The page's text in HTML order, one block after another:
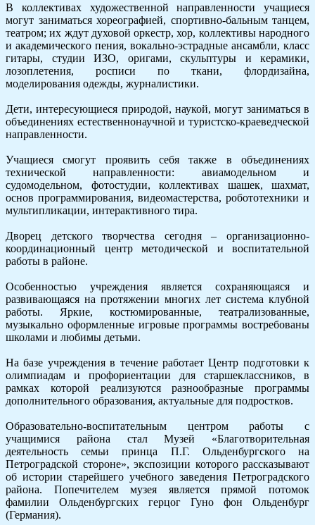
В коллективах художественной направленности учащиеся
могут заниматься хореографией, спортивно-бальным танцем,
театром; их ждут духовой оркестр, хор, коллективы народного
и академического пения, вокально-эстрадные ансамбли, класс
гитары, студии ИЗО, оригами, скульптуры и керамики,
лозоплетения, росписи по ткани, флордизайна,
моделирования одежды, журналистики.
Дети, интересующиеся природой, наукой, могут заниматься в
объединениях естественнонаучной и туристско-краеведческой
направленности.
Учащиеся смогут проявить себя также в объединениях
технической направленности: авиамодельном и
судомодельном, фотостудии, коллективах шашек, шахмат,
основ программирования, видеомастерства, робототехники и
мультипликации, интерактивного тира.
Дворец детского творчества сегодня – организационно-
координационный центр методической и воспитательной
работы в районе.
Особенностью учреждения является сохраняющаяся и
развивающаяся на протяжении многих лет система клубной
работы. Яркие, костюмированные, театрализованные,
музыкально оформленные игровые программы востребованы
школами и любимы детьми.
На базе учреждения в течение работает Центр подготовки к
олимпиадам и профориентации для старшеклассников, в
рамках которой реализуются разнообразные программы
дополнительного образования, актуальные для подростков.
Образовательно-воспитательным центром работы с
учащимися района стал Музей «Благотворительная
деятельность семьи принца П.Г. Ольденбургского на
Петроградской стороне», экспозиции которого рассказывают
об истории старейшего учебного заведения Петроградского
района. Попечителем музея является прямой потомок
фамилии Ольденбургских герцог Гуно фон Ольденбург
(Германия).